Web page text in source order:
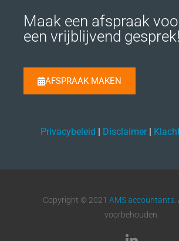
Maak een afspraak
een vrijblijvend gesprek!
AFSPRAAK MAKEN
Privacybeleid Disclaimer|
Copyright © 2021 AMS accountants.
voorbehouden.